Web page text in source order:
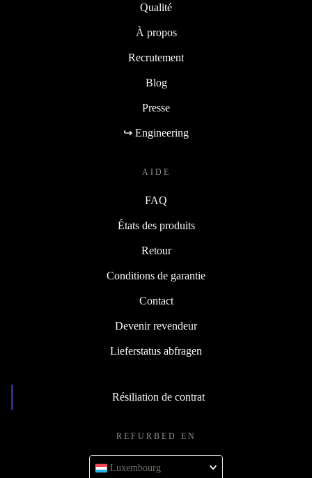
Qualité
À propos
Recrutement
Blog
Presse
↪ Engineering
AIDE
FAQ
États des produits
Retour
Conditions de garantie
Contact
Devenir revendeur
Lieferstatus abfragen
Résiliation de contrat
REFURBED EN
Luxembourg